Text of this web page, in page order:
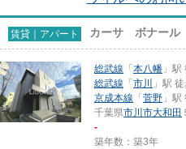
賃貸｜アパート カーサ ボナール
総武線 「 本八幡 」
総武線 「 市川
」駅
京成本線 「 菅野 」
千葉県市川市大和田
-
築年数：築3年